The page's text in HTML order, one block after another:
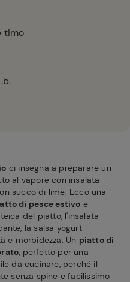
timo
ci insegna a preparare un
al vapore con insalata
succo di lime. Ecco una
di pesce estivo e
del piatto, l'insalata
la salsa yogurt
e morbidezza. Un piatto di
, perfetto per una
da cucinare, perché il
senza spine e facilissimo